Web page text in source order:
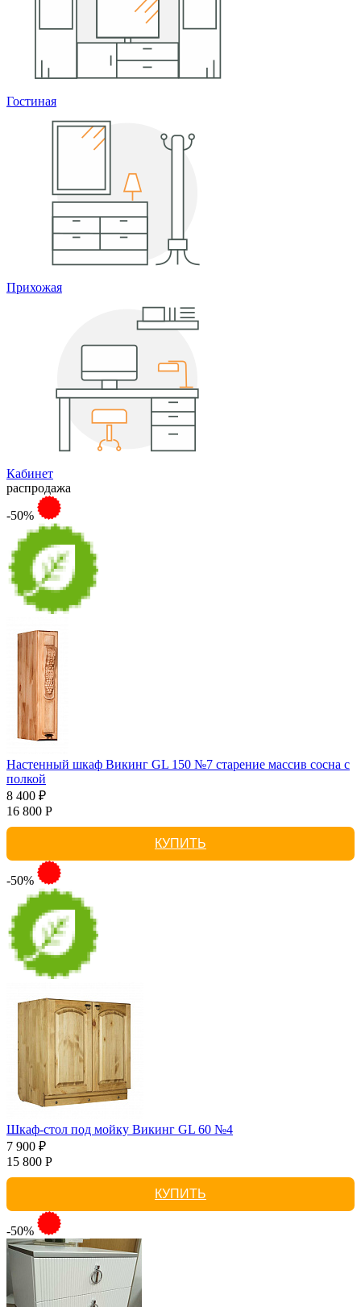
Гостиная
Прихожая
Кабинет
распродажа
-50%
Настенный шкаф Викинг GL 150 №7 старение массив сосна с
полкой
8 400 ₽
16 800 Р
КУПИТЬ
-50%
Шкаф-стол под мойку Викинг GL 60 №4
7 900 ₽
15 800 Р
КУПИТЬ
-50%